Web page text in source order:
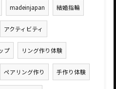
madeinjapan 結婚指輪
アクティビティ
プ リング作り体験
ペアリング作り 手作り体験